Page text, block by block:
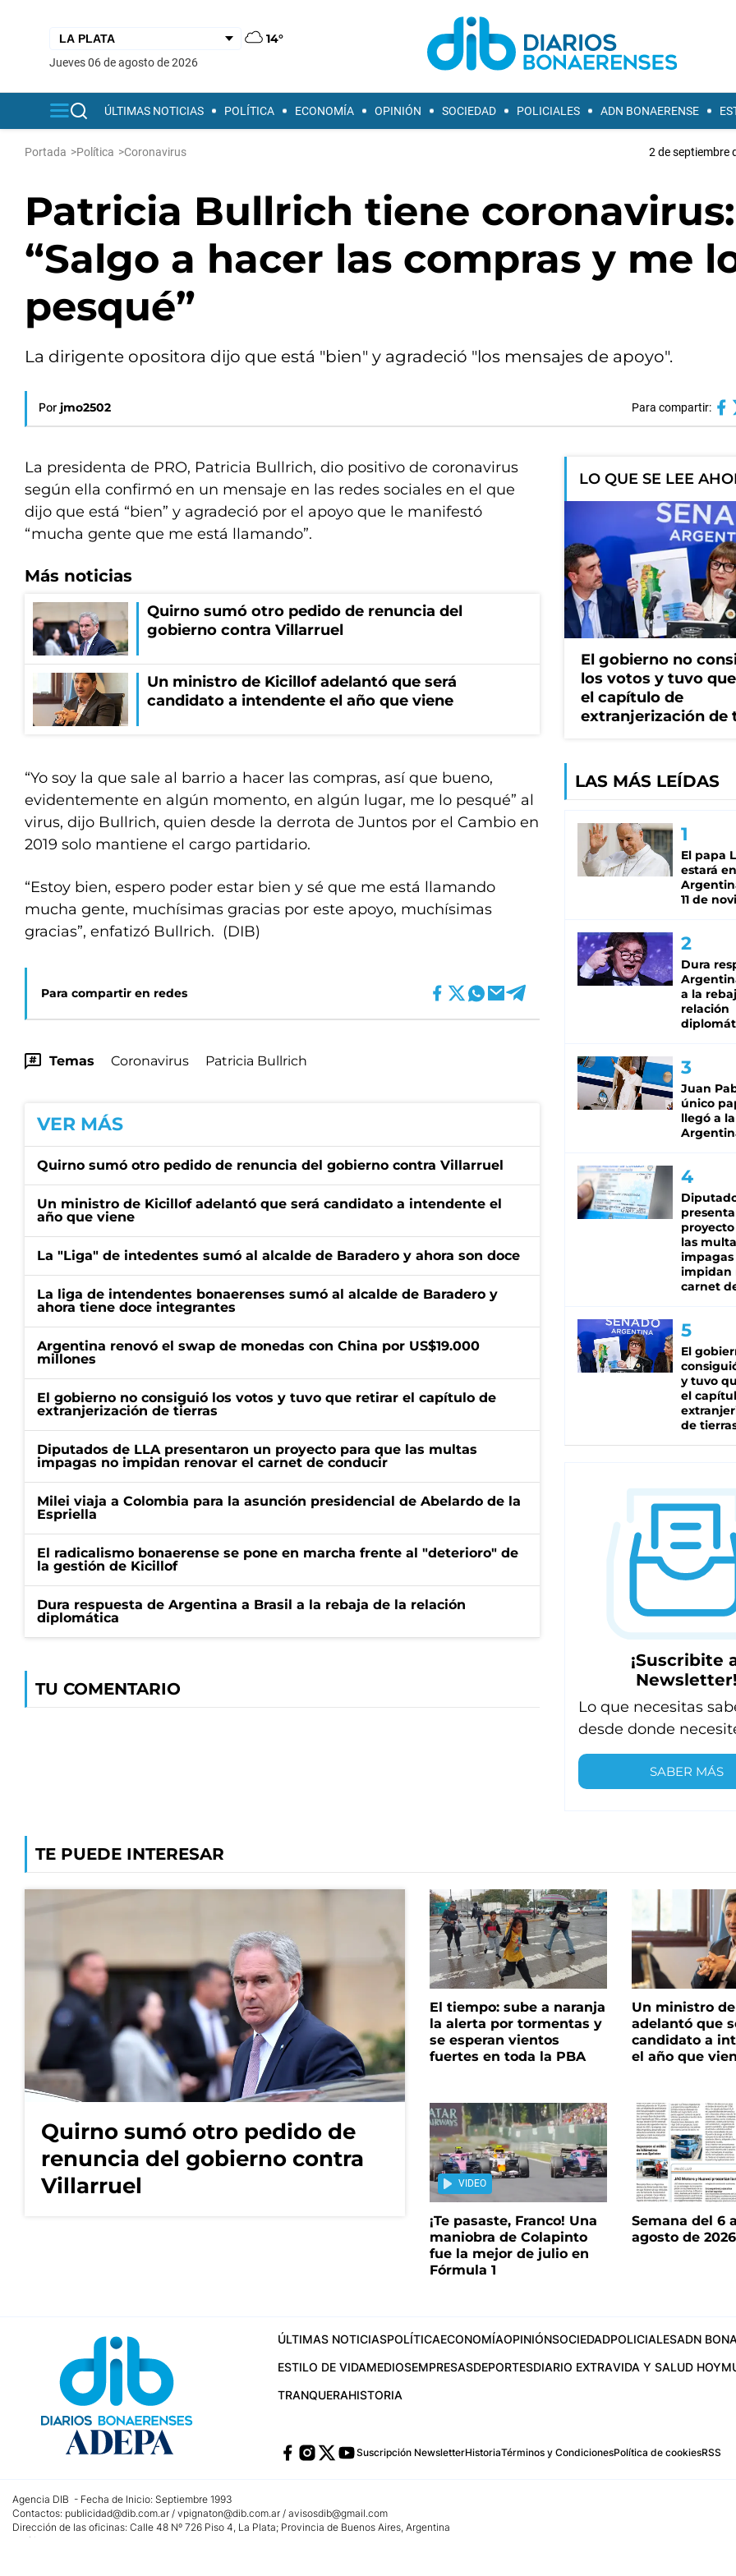
14°
jueves 06 de agosto de 2026
ÚLTIMAS NOTICIAS POLÍTICA ECONOMÍA OPINIÓN SOCIEDAD POLICIALES ADN BONAERENSE
Portada >Política >Coronavirus 2 de septiembre
Patricia Bullrich tiene coronavirus:
“Salgo a hacer las compras y me
pesqué”
La dirigente opositora dijo que está "bien" y agradeció "los mensajes de apoyo".
Por jmo2502 Para compartir:
La presidenta de PRO, Patricia Bullrich, dio positivo de coronavirus
según ella confirmó en un mensaje en las redes sociales en el que
dijo que está “bien” y agradeció por el apoyo que le manifestó
“mucha gente que me está llamando”.
Más noticias
Quirno sumó otro pedido de renuncia del
gobierno contra Villarruel
Un ministro de Kicillof adelantó que será
candidato a intendente el año que viene
“Yo soy la que sale al barrio a hacer las compras, así que bueno,
evidentemente en algún momento, en algún lugar, me lo pesqué” al
virus, dijo Bullrich, quien desde la derrota de Juntos por el Cambio en
2019 solo mantiene el cargo partidario.
“Estoy bien, espero poder estar bien y sé que me está llamando
mucha gente, muchísimas gracias por este apoyo, muchísimas
gracias”, enfatizó Bullrich. (DIB)
Para compartir en redes
Temas Coronavirus Patricia Bullrich
VER MÁS
Quirno sumó otro pedido de renuncia del gobierno contra Villarruel
Un ministro de Kicillof adelantó que será candidato a intendente el
año que viene
La "Liga" de intedentes sumó al alcalde de Baradero y ahora son doce
La liga de intendentes bonaerenses sumó al alcalde de Baradero y
ahora tiene doce integrantes
Argentina renovó el swap de monedas con China por US$19.000
millones
El gobierno no consiguió los votos y tuvo que retirar el capítulo de
extranjerización de tierras
Diputados de LLA presentaron un proyecto para que las multas
impagas no impidan renovar el carnet de conducir
Milei viaja a Colombia para la asunción presidencial de Abelardo de la
Espriella
El radicalismo bonaerense se pone en marcha frente al "deterioro" de
la gestión de Kicillof
Dura respuesta de Argentina a Brasil a la rebaja de la relación
diplomática
TU COMENTARIO
LO QUE SE LEE
El gobierno no
los votos y tuvo
el capítulo de
extranjerización de
LAS MÁS LEÍDAS
El papa
estará
11 de
Dura
a la
relación
Juan
único
llegó a la
las
impagas
impidan
carnet
El
y tuvo
el
de
¡Suscribite
Newsletter!
Lo que necesitas
desde donde
SABER MÁS
TE PUEDE INTERESAR
Quirno sumó otro pedido de
renuncia del gobierno contra
Villarruel
El tiempo: sube a naranja
la alerta por tormentas y
se esperan vientos
fuertes en toda la PBA
Un ministro
adelantó que
candidato a
el año que
VIDEO
¡Te pasaste, Franco! Una
maniobra de Colapinto
fue la mejor de julio en
Fórmula 1
Semana del 6
agosto de 2026
ÚLTIMAS NOTICIASPOLÍTICAECONOMÍAOPINIÓNSOCIEDADPOLICIALESADN
ESTILO DE VIDAMEDIOSEMPRESASDEPORTESDIARIO EXTRAVIDA Y SALUD HOY
TRANQUERAHISTORIA
Suscripción NewsletterHistoriaTérminos y CondicionesPolítica de cookiesRSS
Agencia DIB - Fecha de Inicio: Septiembre 1993
Contactos: publicidad@dib.com.ar / vpignaton@dib.com.ar / avisosdib@gmail.com
Dirección de las oficinas: Calle 48 Nº 726 Piso 4, La Plata; Provincia de Buenos Aires, Argentina
Teléfono: +5492215022421 - Whatsapp: +5492215031783